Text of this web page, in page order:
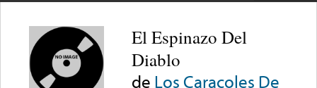
El Espinazo Del
Diablo
de Los Caracoles De